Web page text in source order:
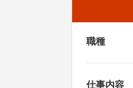
職種
仕事内容